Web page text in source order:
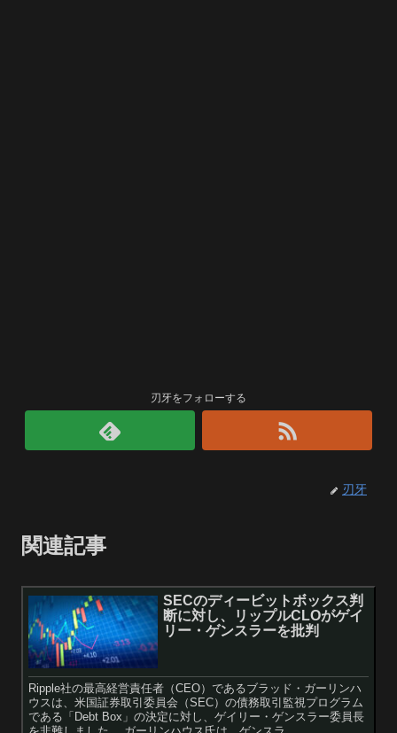
刃牙をフォローする
刃牙
関連記事
SECのディービットボックス判
断に対し、リップルCLOがゲイ
リー・ゲンスラーを批判
Ripple社の最高経営責任者（CEO）であるブラッド・ガーリンハ
ウスは、米国証券取引委員会（SEC）の債務取引監視プログラム
である「Debt Box」の決定に対し、ゲイリー・ゲンスラー委員長